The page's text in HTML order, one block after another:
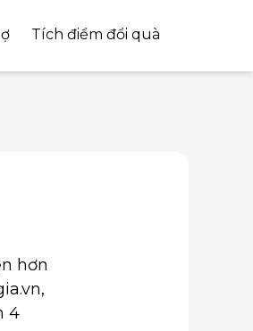
Tích điểm đổi quà
hơn
4